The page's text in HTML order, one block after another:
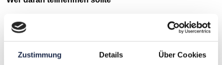
Zustimmung Details Über Cookies
Mitarbeitern aus Unternehmen, Verlagen und Agenturen,
insbesondere aus den Bereichen Produktmanagement,
Management, E-Business und Controlling.